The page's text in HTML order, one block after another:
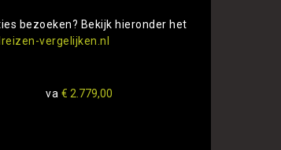
bezoeken? Bekijk hieronder het
vergelijken.nl
va € 2.779,00